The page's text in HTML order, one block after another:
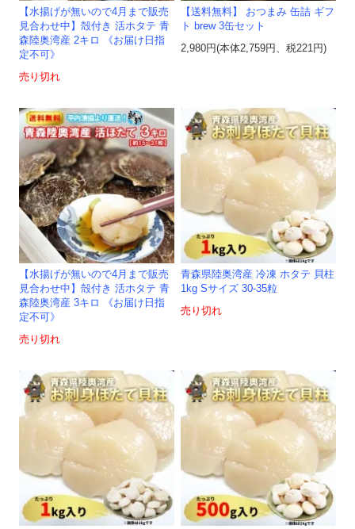
【水揚げが無いので4月まで販売
見合わせ中】殻付き 活ホタテ 青
森陸奥湾産 2キロ 《お届け日指
定不可》
売り切れ
【送料無料】 おつまみ 缶詰 ギフ
ト brew 3缶セット
2,980円(本体2,759円、税221円)
【水揚げが無いので4月まで販売
見合わせ中】殻付き 活ホタテ 青
森陸奥湾産 3キロ 《お届け日指
定不可》
売り切れ
青森県陸奥湾産 冷凍 ホタテ 貝柱
1kg Sサイズ 30-35粒
売り切れ